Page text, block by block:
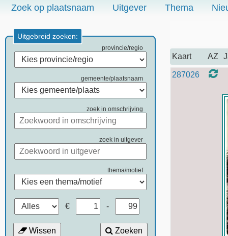
Zoek op plaatsnaam Uitgever Thema
Uitgebreid zoeken:
provincie/regio
gemeente/plaatsnaam
zoek in omschrijving
zoek in uitgever
thema/motief
€ -
Wissen Zoeken
Kaart AZ
287026